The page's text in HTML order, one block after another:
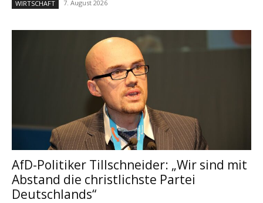
WIRTSCHAFT 7. August 2026
AfD-Politiker Tillschneider: „Wir sind mit
Abstand die christlichste Partei
Deutschlands“